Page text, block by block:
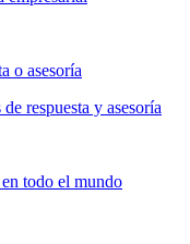
o asesoría
respuesta y asesoría
todo el mundo